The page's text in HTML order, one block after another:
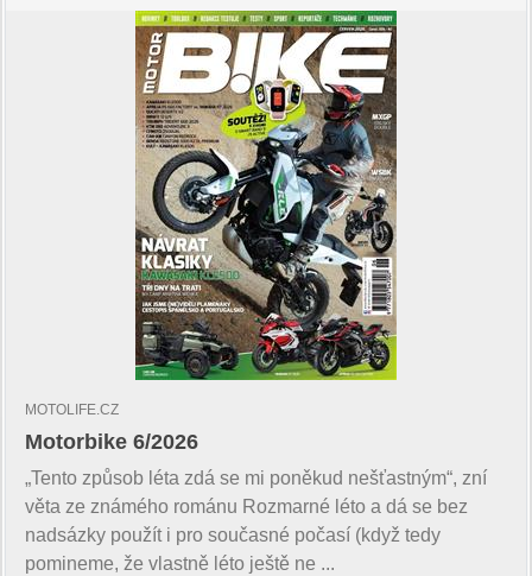
MOTOLIFE.CZ
Motorbike 6/2026
„Tento způsob léta zdá se mi poněkud nešťastným“, zní
věta ze známého románu Rozmarné léto a dá se bez
nadsázky použít i pro současné počasí (když tedy
pomineme, že vlastně léto ještě ne ...